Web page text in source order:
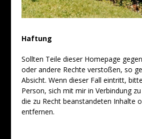
Haftung
Sollten Teile dieser Homepage
oder andere Rechte verstoßen, so
Absicht. Wenn dieser Fall eintritt,
Person, sich mit mir in Verbindung
die zu Recht beanstandeten Inhalte
entfernen.